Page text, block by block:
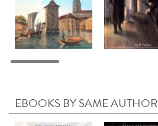
EBOOKS BY SAME AUTHOR